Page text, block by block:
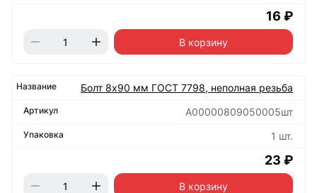
16 ₽
В корзину
Болт 8х90 мм ГОСТ 7798, неполная резьба
А00000809050005шт
1 шт.
23 ₽
В корзину